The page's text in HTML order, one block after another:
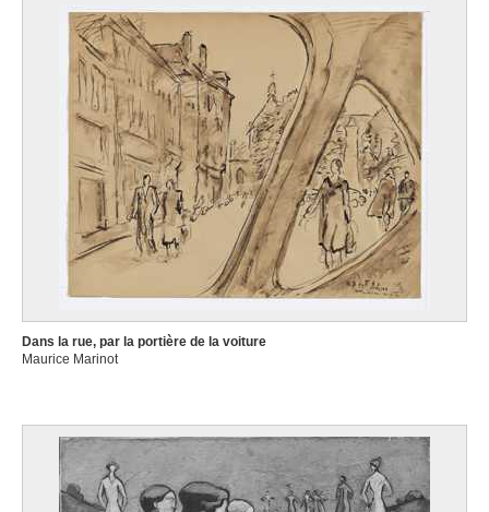
Dans la rue, par la portière de la voiture
Maurice Marinot